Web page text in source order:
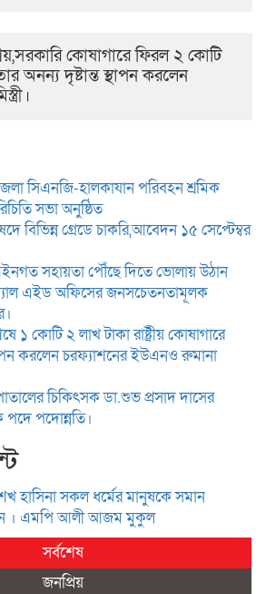
কোষাগারে ফিরল ২ কোটি
অনন্য দৃষ্টান্ত স্থাপন করলেন
সিএনজি-হালকাযান পরিবহন শ্রমিক
সভা অনুষ্ঠিত
বিভিন্ন গ্রেডে চাকরি,আবেদন ১৫ সেপ্টেম্বর
সহায়তা পৌঁছে দিতে ভোলায় উঠান
এইড অফিসের জনসচেতনতামূলক
১ কোটি ২ লাখ টাকা রাষ্ট্রীয় কোষাগারে
করলেন চরফ্যাশনের ইউএনও রুমানা
চিকিৎসক ডা.শুভ প্রসাদ দাসের
পদে পদোন্নতি।
হা‌সিনা সকল ধ‌র্মের মানু‌ষকে সমান
। এম‌পি আলী আজম মুকুল
সর্বশেষ
জনপ্রিয়